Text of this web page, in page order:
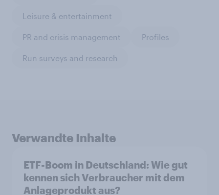
Leisure & entertainment
PR and crisis management Profiles
Run surveys and research
Verwandte Inhalte
ETF-Boom in Deutschland: Wie gut
kennen sich Verbraucher mit dem
Anlageprodukt aus?